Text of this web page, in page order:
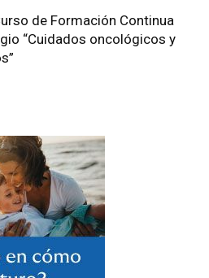
de Formación Continua
“Cuidados oncológicos y